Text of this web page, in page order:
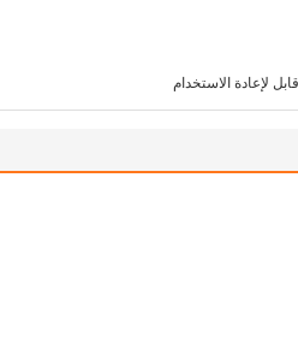
لإعادة الاستخدام